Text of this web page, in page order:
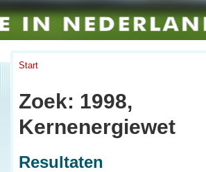
Start
Zoek: 1998,
Kernenergiewet
Resultaten